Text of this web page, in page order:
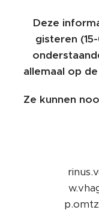
Deze
gisteren
allemaal op
Ze kunnen